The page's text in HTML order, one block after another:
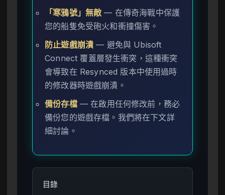
「寒鴉號」無敵 — 在傳奇海戰中保護
您的船隻免受砲火和衝撞傷害。
防止遊戲崩潰 — 避免與 Ubisoft
Connect 覆蓋層發生衝突，這種衝突
會導致在 Resynced 版本中使用過時
的修改器時遊戲崩潰。
備份存檔— 在啟用任何修改前，務必
備份您的遊戲存檔。我們將在下文詳
細討論。
目錄